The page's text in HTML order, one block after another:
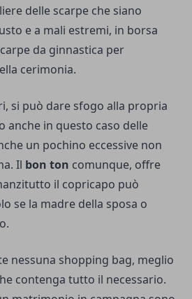
delle scarpe che siano
e a mali estremi, in borsa
da ginnastica per
cerimonia.
si può dare sfogo alla propria
anche in questo caso delle
un pochino eccessive non
Il bon ton comunque, offre
il copricapo può
se la madre della sposa o
nessuna shopping bag, meglio
contenga tutto il necessario.